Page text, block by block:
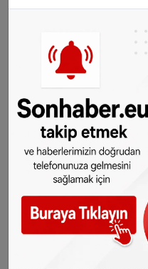
Hulporganisatie)
içinde küçük
Hollanda IHH’nın
kullandığı kendi
Şu an itibariyle yurt
teşkilata bağlı
kuruluşu olan
merkez yönetim
ay düzenli bağış